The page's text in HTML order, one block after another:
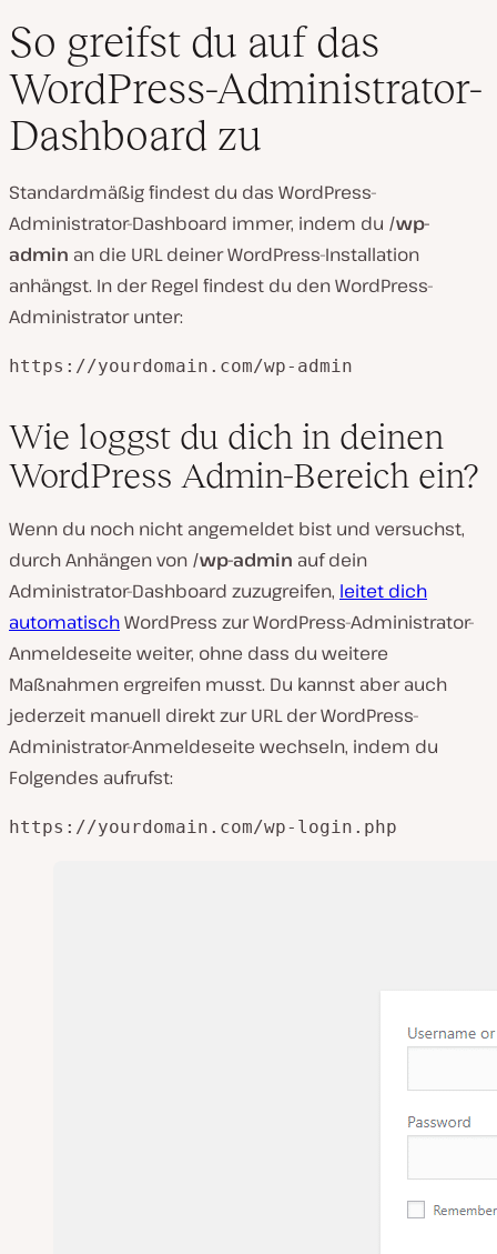
So greifst du auf das
WordPress-Administrator-
Dashboard zu
Standardmäßig findest du das WordPress-
Administrator-Dashboard immer, indem du /wp-
admin an die URL deiner WordPress-Installation
anhängst. In der Regel findest du den WordPress-
Administrator unter:
https://yourdomain.com/wp-admin
Wie loggst du dich in deinen
WordPress Admin-Bereich ein?
Wenn du noch nicht angemeldet bist und versuchst,
durch Anhängen von /wp-admin auf dein
Administrator-Dashboard zuzugreifen, leitet dich
automatischWordPress zur WordPress-Administrator-
Anmeldeseite weiter, ohne dass du weitere
Maßnahmen ergreifen musst. Du kannst aber auch
jederzeit manuell direkt zur URL der WordPress-
Administrator-Anmeldeseite wechseln, indem du
Folgendes aufrufst:
https://yourdomain.com/wp-login.php